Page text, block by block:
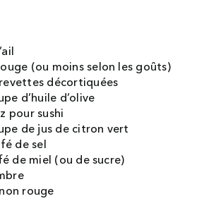
(ou moins selon les goûts)
décortiquées
d’huile d’olive
pour sushi
de jus de citron vert
de sel
de miel (ou de sucre)
rouge